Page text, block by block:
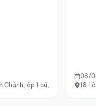
Chánh, ấp 1 cũ, Hồ Chí Minh
08/
18